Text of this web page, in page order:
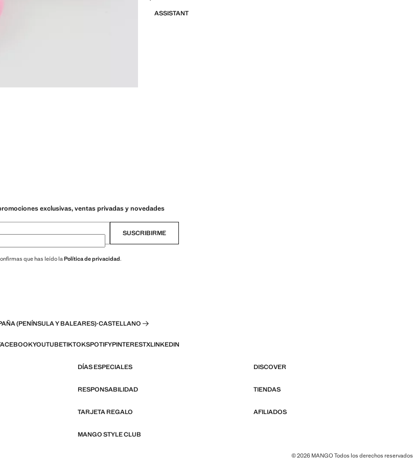
ASSISTANT
exclusivas, ventas privadas y novedades
SUSCRIBIRME
que has leído la Política de privacidad.
(PENÍNSULA Y BALEARES)·CASTELLANO
YOUTUBETIKTOKSPOTIFYPINTERESTXLINKEDIN
DÍAS ESPECIALES DISCOVER
RESPONSABILIDAD TIENDAS
TARJETA REGALO AFILIADOS
MANGO STYLE CLUB
© 2026 MANGO Todos los derechos reservados